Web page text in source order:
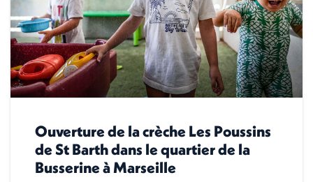
Ouverture de la crèche Les Poussins
de St Barth dans le quartier de la
Busserine à Marseille